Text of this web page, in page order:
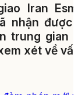
Iran
nhận được
trung gian
xét về